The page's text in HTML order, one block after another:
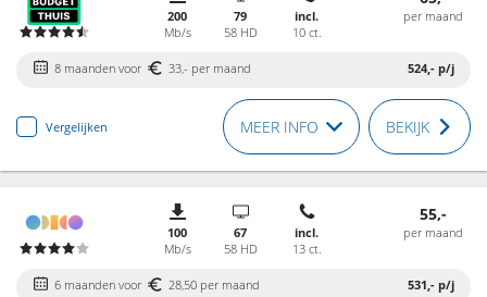
200
Mb/s
79
58 HD
incl.
10 ct.
per maand
8 maanden voor 33,- per maand 524,- p/j
Vergelijken MEER INFO BEKIJK
100
Mb/s
67
58 HD
incl.
13 ct.
55,-
per maand
6 maanden voor 28,50 per maand 531,- p/j